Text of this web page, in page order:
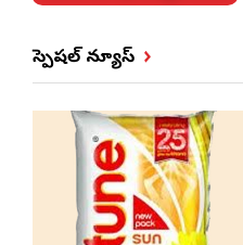
స్పెషల్ న్యూస్